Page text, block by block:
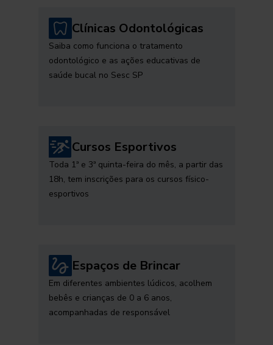
Clínicas Odontológicas
Saiba como funciona o tratamento
odontológico e as ações educativas de
saúde bucal no Sesc SP
Cursos Esportivos
Toda 1ª e 3ª quinta-feira do mês, a partir das
18h, tem inscrições para os cursos físico-
esportivos
Espaços de Brincar
Em diferentes ambientes lúdicos, acolhem
bebês e crianças de 0 a 6 anos,
acompanhadas de responsável